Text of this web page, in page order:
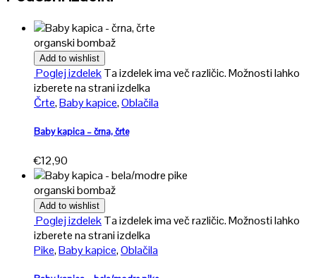
organski bombaž
Add to wishlist
Poglej izdelekTa izdelek ima več različic. Možnosti lahko
izberete na strani izdelka
Črte,Baby kapice,Oblačila
Baby kapica – črna, črte
€12,90
organski bombaž
Add to wishlist
Poglej izdelekTa izdelek ima več različic. Možnosti lahko
izberete na strani izdelka
Pike,Baby kapice,Oblačila